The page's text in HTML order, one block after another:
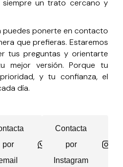
un trato cercano y
puedes ponerte en contacto
que prefieras. Estaremos
tus preguntas y orientarte
mejor versión. Porque tu
y tu confianza, el
día.
por
Contacta
por
Instagram